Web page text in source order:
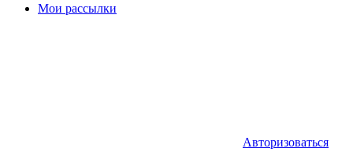
Мои рассылки
Авторизоваться